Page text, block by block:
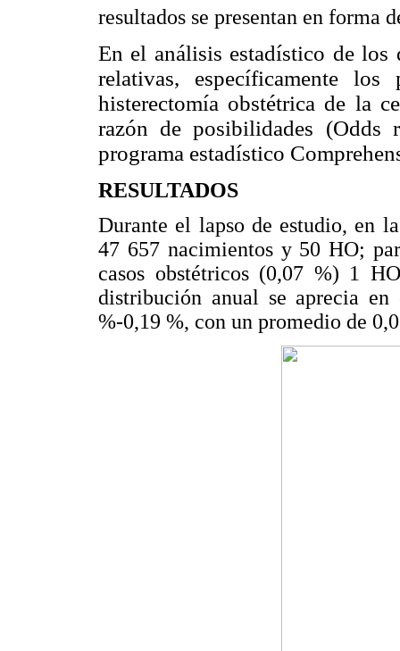
resultados se presentan en forma
En el análisis estadístico de
relativas, específicamente
histerectomía obstétrica de la
razón de posibilidades
programa estadístico
RESULTADOS
Durante el lapso de estudio, en
47 657 nacimientos y 50 HO;
casos obstétricos (0,07 %) 1
distribución anual se aprecia
%-0,19 %, con un promedio de